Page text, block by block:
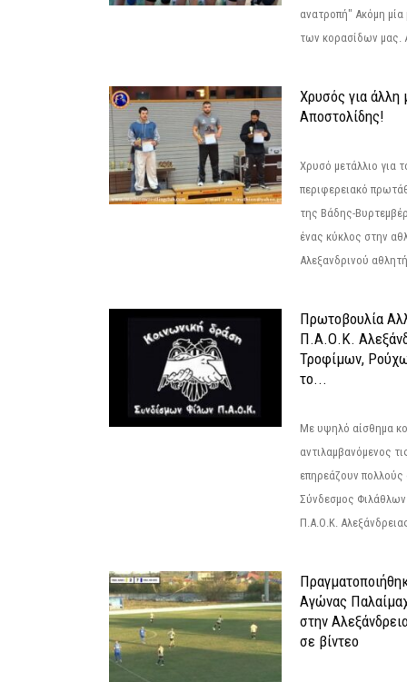
ανατροπή" Ακόμη μία
των κορασίδων μας.
Χρυσός για άλλη
Αποστολίδης!
Χρυσό μετάλλιο για
περιφερειακό
της Βάδης-
ένας κύκλος στην
Αλεξανδρινού
Πρωτοβουλία
Π.Α.Ο.Κ.
Τροφίμων,
το...
Με υψηλό αίσθημα
αντιλαμβανόμενος
επηρεάζουν πολλούς
Σύνδεσμος
Π.Α.Ο.Κ.
Αγώνας
στην
σε βίντεο